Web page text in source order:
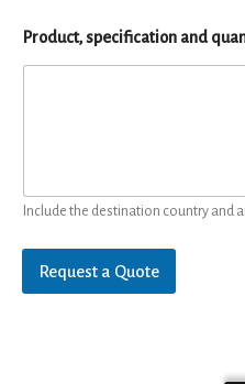
Product, specification and
Include the destination country and
Request a Quote